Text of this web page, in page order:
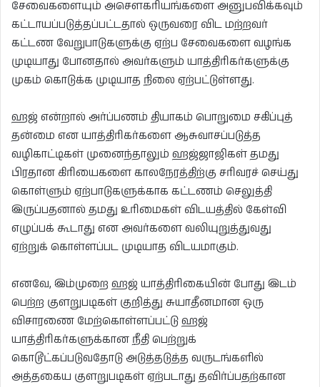
சேவைகளையும் அசெளகரியங்களை அனுபவிக்கவும்
கட்டாயப்படுத்தப்பட்டதால் ஒருவரை விட மற்றவர்
கட்டண வேறுபாடுகளுக்கு ஏற்ப சேவைகளை வழங்க
முடியாது போனதால் அவர்களும் யாத்திரிகர்களுக்கு
முகம் கொடுக்க முடியாத நிலை ஏற்பட்டுள்ளது.
ஹஜ் என்றால் அர்ப்பணம் தியாகம் பொறுமை சகிப்புத்
தன்மை என யாத்திரிகர்களை ஆசுவாசப்படுத்த
வழிகாட்டிகள் முனைந்தாலும் ஹஜ்ஜாஜிகள் தமது
பிரதான கிரியைகளை காலநேரத்திற்கு சரிவரச் செய்து
கொள்ளும் ஏற்பாடுகளுக்காக கட்டணம் செலுத்தி
இருப்பதனால் தமது உரிமைகள் விடயத்தில் கேள்வி
எழுப்பக் கூடாது என அவர்களை வலியுறுத்துவது
ஏற்றுக் கொள்ளப்பட முடியாத விடயமாகும்.
எனவே, இம்முறை ஹஜ் யாத்திரிகையின் போது இடம்
பெற்ற குளறுபடிகள் குறித்து சுயாதீனமான ஒரு
விசாரணை மேற்கொள்ளப்பட்டு ஹஜ்
யாத்திரிகர்களுக்கான நீதி பெற்றுக்
கொடூட்கப்படுவதோடு அடுத்தடுத்த வருடங்களில்
அத்தகைய குளறுபடிகள் ஏற்படாது தவிர்ப்பதற்கான